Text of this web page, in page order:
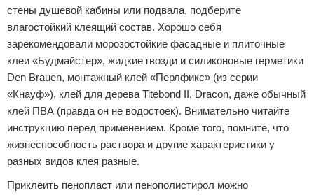
стены душевой кабины или подвала, подберите
влагостойкий клеящий состав. Хорошо себя
зарекомендовали морозостойкие фасадные и плиточные
клеи «Будмайстер», жидкие гвозди и силиконовые герметики
Den Brauen, монтажный клей «Перлфикс» (из серии
«Кнауф»), клей для дерева Titebond II, Dracon, даже обычный
клей ПВА (правда он не водостоек). Внимательно читайте
инструкцию перед применением. Кроме того, помните, что
жизнеспособность раствора и другие характеристики у
разных видов клея разные.
Приклеить пенопласт или пенополистирол можно